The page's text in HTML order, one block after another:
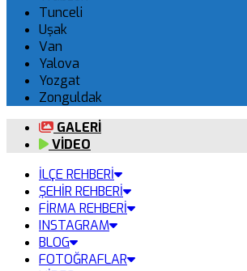
Tunceli
Uşak
Van
Yalova
Yozgat
Zonguldak
GALERİ
VİDEO
İLÇE REHBERİ
ŞEHİR REHBERİ
FİRMA REHBERİ
INSTAGRAM
BLOG
FOTOĞRAFLAR